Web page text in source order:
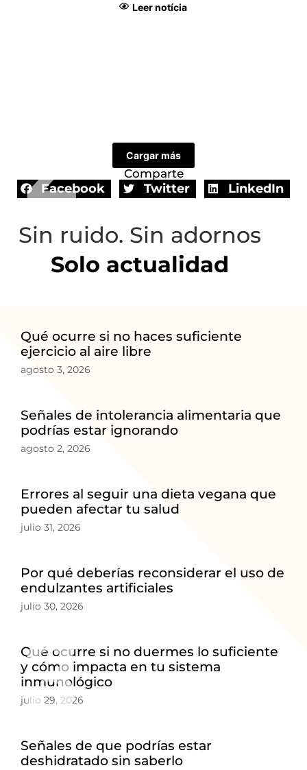
2
3
Leer notícia
Cargar más
Comparte
Facebook Twitter LinkedIn
Sin ruido. Sin adornos
Solo actualidad
Qué ocurre si no haces suficiente
ejercicio al aire libre
agosto 3, 2026
Señales de intolerancia alimentaria que
podrías estar ignorando
agosto 2, 2026
Errores al seguir una dieta vegana que
pueden afectar tu salud
julio 31, 2026
Por qué deberías reconsiderar el uso de
endulzantes artificiales
julio 30, 2026
Qué ocurre si no duermes lo suficiente
y cómo impacta en tu sistema
inmunológico
julio 29, 2026
Señales de que podrías estar
deshidratado sin saberlo